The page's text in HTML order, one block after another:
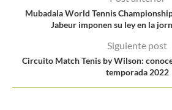
Mubadala World Tennis
Jabeur imponen su ley en la
Siguiente post
Circuito Match Tenis by Wilson: conoce
temporada 2022